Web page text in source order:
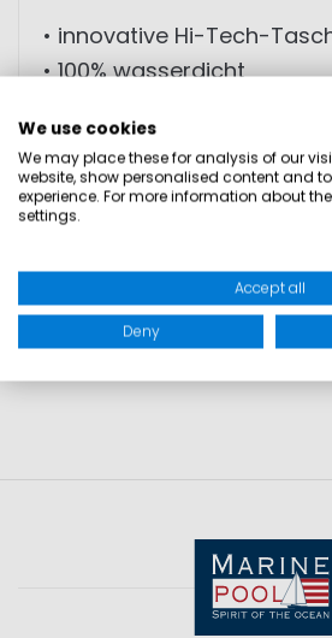
• innovative Hi-Tech-
• 100% wasserdicht
• Trockenanzug-
MAßE: 60L
We use cookies
We may place these for analysis of our
website, show personalised content and
experience. For more information about
settings.
Accept all
Deny